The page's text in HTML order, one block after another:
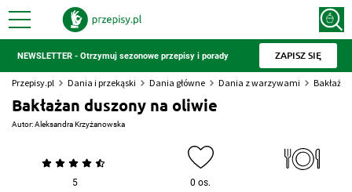
NEWSLETTER - Otrzymuj sezonowe przepisy i porady ZAPISZ SIĘ
Przepisy.pl Dania i przekąski Dania główne Dania z warzywami
Bakłażan duszony na oliwie
Autor:Aleksandra Krzyżanowska
5 0 os.